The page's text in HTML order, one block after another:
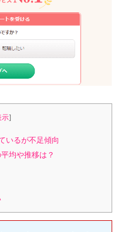
示]
いるが不足傾向
均や推移は？